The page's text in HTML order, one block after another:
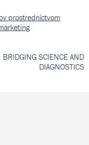
prostredníctvom
BRIDGING SCIENCE AND
DIAGNOSTICS